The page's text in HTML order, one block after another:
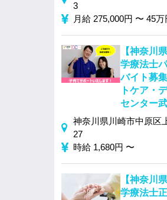
3
月給 275,000円 〜 45万
【神奈川
学療法士
バイト募
トケア・
センター
神奈川県川崎市中原区
27
時給 1,680円 〜
【神奈川
学療法士